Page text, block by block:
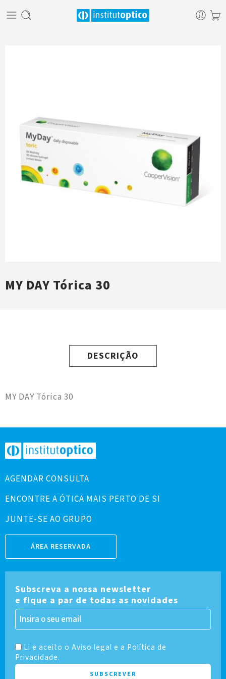
MY DAY Tórica 30
DESCRIÇÃO
MY DAY Tórica 30
AGENDAR CONSULTA
ENCONTRE A ÓTICA MAIS PERTO DE SI
JUNTE-SE AO GRUPO
ÁREA RESERVADA
Subscreva a nossa newsletter
e fique a par de todas as novidades
Li e aceito o Aviso legal e a Política de
Privacidade.